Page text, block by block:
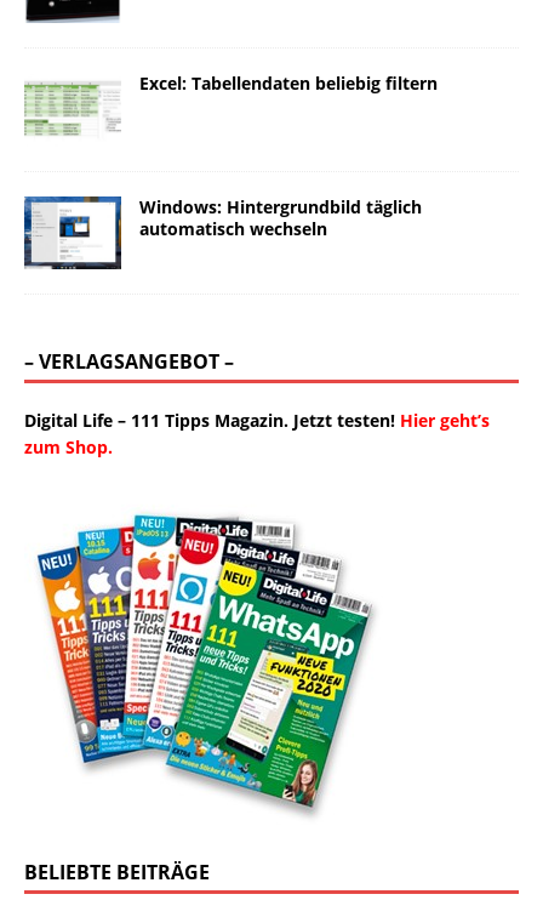
Excel: Tabellendaten beliebig filtern
Windows: Hintergrundbild täglich
automatisch wechseln
– VERLAGSANGEBOT –
Digital Life – 111 Tipps Magazin. Jetzt testen! Hier geht’s
zum Shop.
BELIEBTE BEITRÄGE